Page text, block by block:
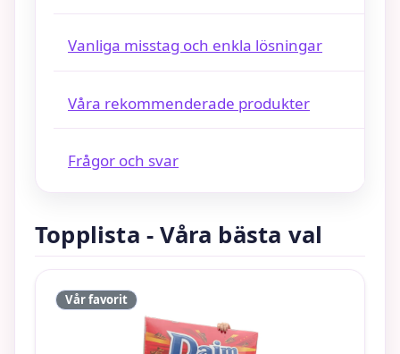
Vanliga misstag och enkla lösningar
Våra rekommenderade produkter
Frågor och svar
Topplista - Våra bästa val
Vår favorit